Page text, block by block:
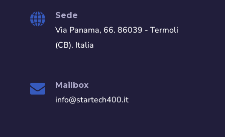
Sede
Via Panama, 66. 86039 - Termoli
(CB). Italia
Mailbox
info@startech400.it